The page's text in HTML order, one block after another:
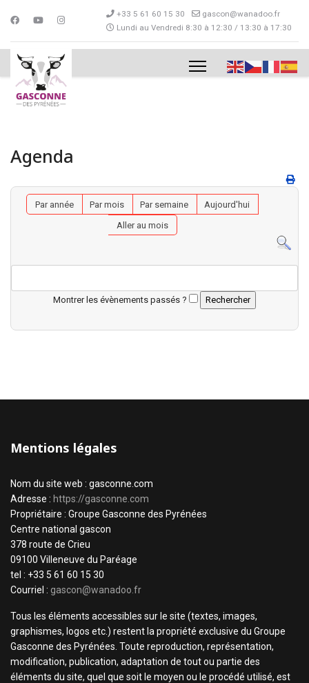
+33 5 61 60 15 30
gascon@wanadoo.fr
Lundi au Vendredi 8:30 à 12:30 / 13:30 à 17:30
Agenda
Par année Par mois Par semaine
Aujourd'hui
Aller au mois
Montrer les évènements passés ?
Mentions légales
Nom du site web : gasconne.com
Adresse : https://gasconne.com
Propriétaire : Groupe Gasconne des Pyrénées
Centre national gascon
378 route de Crieu
09100 Villeneuve du Paréage
tel : +33 5 61 60 15 30
Courriel : gascon@wanadoo.fr
Tous les éléments accessibles sur le site (textes, images,
graphismes, logos etc.) restent la propriété exclusive du Groupe
Gasconne des Pyrénées. Toute reproduction, représentation,
modification, publication, adaptation de tout ou partie des
éléments du site, quel que soit le moyen ou le procédé utilisé, est